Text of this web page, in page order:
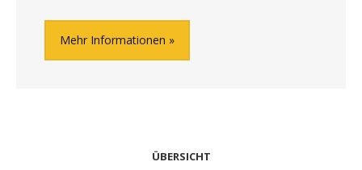
Mehr Informationen
ÜBERSICHT